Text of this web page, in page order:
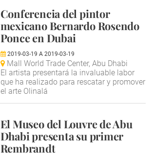
Conferencia del pintor
mexicano Bernardo Rosendo
Ponce en Dubai
2019-03-19 A 2019-03-19
Mall World Trade Center, Abu Dhabi
El artista presentará la invaluable labor
que ha realizado para rescatar y promover
el arte Olinalá
El Museo del Louvre de Abu
Dhabi presenta su primer
Rembrandt